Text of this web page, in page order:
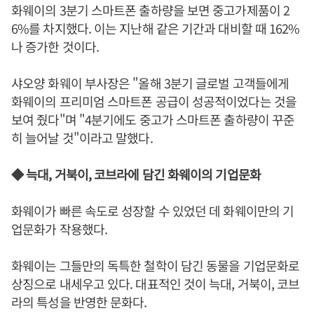
화웨이의 3분기 스마트폰 출하량을 보면 중고가제품이 2
6%를 차지했다. 이는 지난해 같은 기간과 대비할 때 162%
나 증가한 것이다.
샤오양 화웨이 부사장은 "올해 3분기 글로벌 고객들에게
화웨이의 프리미엄 스마트폰 공급이 성공적이었다는 것을
보여 줬다"며 "4분기에도 중고가 스마트폰 출하량이 꾸준
히 늘어날 것"이라고 말했다.
◆ 늑대, 거북이, 코브라에 담긴 화웨이의 기업문화
화웨이가 빠른 속도로 성장할 수 있었던 데 화웨이만의 기
업문화가 작용했다.
화웨이는 그들만의 독특한 철학이 담긴 동물을 기업문화로
상징으로 내세우고 있다. 대표적인 것이 늑대, 거북이, 코브
라의 특성을 반영한 문화다.